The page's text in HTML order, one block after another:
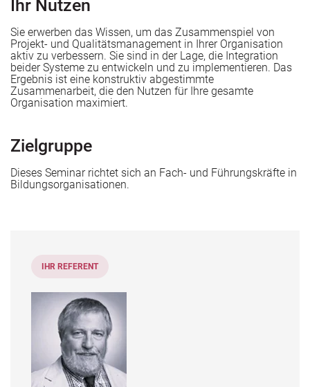
Ihr Nutzen
Sie erwerben das Wissen, um das Zusammenspiel von
Projekt- und Qualitätsmanagement in Ihrer Organisation
aktiv zu verbessern. Sie sind in der Lage, die Integration
beider Systeme zu entwickeln und zu implementieren. Das
Ergebnis ist eine konstruktiv abgestimmte
Zusammenarbeit, die den Nutzen für Ihre gesamte
Organisation maximiert.
Zielgruppe
Dieses Seminar richtet sich an Fach- und Führungskräfte in
Bildungsorganisationen.
IHR REFERENT